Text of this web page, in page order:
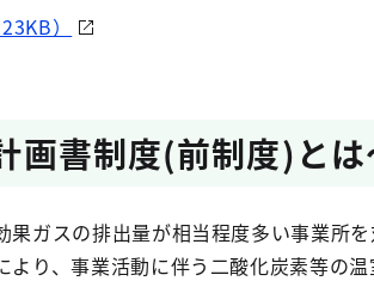
）
画書制度(前制度)とは
ガスの排出量が相当程度多い事業所
り、事業活動に伴う二酸化炭素等の